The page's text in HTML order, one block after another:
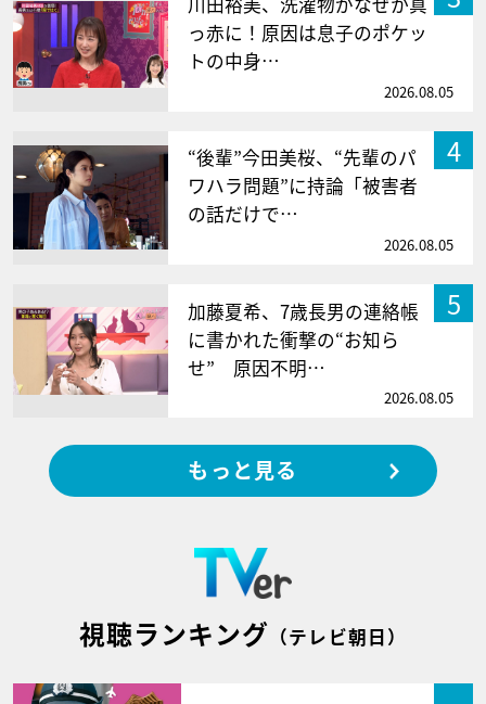
っ赤に！原因は息子のポケッ
トの中身…
2026.08.05
4
“後輩”今田美桜、“先輩のパ
ワハラ問題”に持論「被害者
の話だけで…
2026.08.05
5
加藤夏希、7歳長男の連絡帳
に書かれた衝撃の“お知ら
せ” 原因不明…
2026.08.05
もっと見る
視聴ランキング （テレビ朝日）